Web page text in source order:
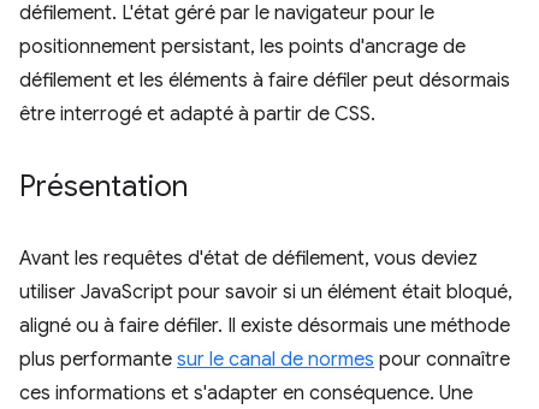
défilement. L'état géré par le navigateur pour le
positionnement persistant, les points d'ancrage de
défilement et les éléments à faire défiler peut désormais
être interrogé et adapté à partir de CSS.
Présentation
Avant les requêtes d'état de défilement, vous deviez
utiliser JavaScript pour savoir si un élément était bloqué,
aligné ou à faire défiler. Il existe désormais une méthode
plus performante sur le canal de normes pour connaître
ces informations et s'adapter en conséquence. Une